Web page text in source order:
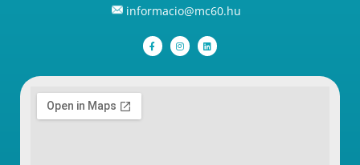
informacio@mc60.hu